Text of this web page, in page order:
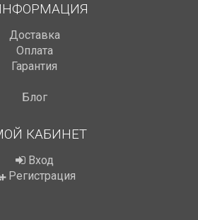
Доставка
Оплата
Гарантия
Блог
КАБИНЕТ
Вход
Регистрация